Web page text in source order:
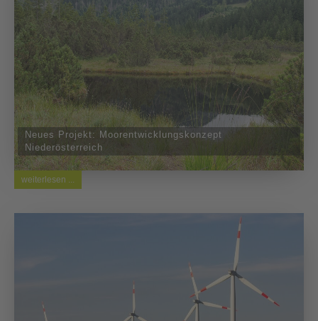
Neues Projekt: Moorentwicklungskonzept
Niederösterreich
weiterlesen ...